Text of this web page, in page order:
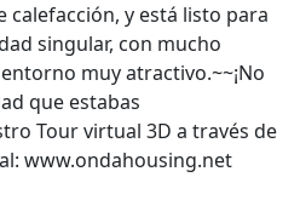
calefacción, y está listo para
singular, con mucho
muy atractivo.~~¡No
que estabas
Tour virtual 3D a través de
www.ondahousing.net